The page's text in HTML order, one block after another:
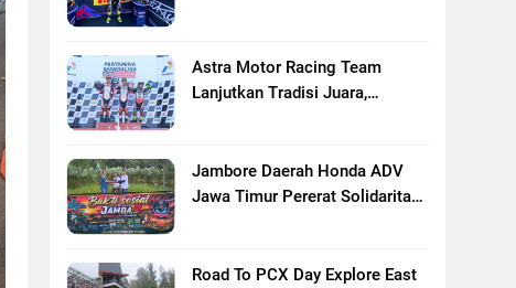
Astra Motor Racing Team
Lanjutkan Tradisi Juara,
Putaran Ke 3
Jambore Daerah Honda ADV
Jawa Timur Pererat Solidaritas
Banyuwangi
Road To PCX Day Explore East